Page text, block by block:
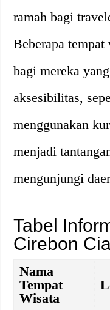
ramah bagi
Beberapa
bagi mereka
aksesibilitas,
menggunakan
menjadi
mengunjungi
Tabel
Cirebon
Nama
Tempat
Wisata